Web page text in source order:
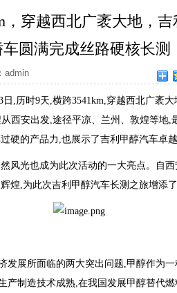
，穿越西北广袤大地，
圆满完成丝路硬核长测
：admin
,历时9天,横跨3541km,穿越西北广袤
西安出发,途径平凉、兰州、敦煌等地,
硬的产品力,也展示了吉利甲醇汽车卓越
风光也成为此次活动的一大亮点。自
煌,为此次吉利甲醇汽车长测之旅增添了
发展所面临的两大突出问题,甲醇作为一
产制造技术成熟,在我国发展甲醇替代